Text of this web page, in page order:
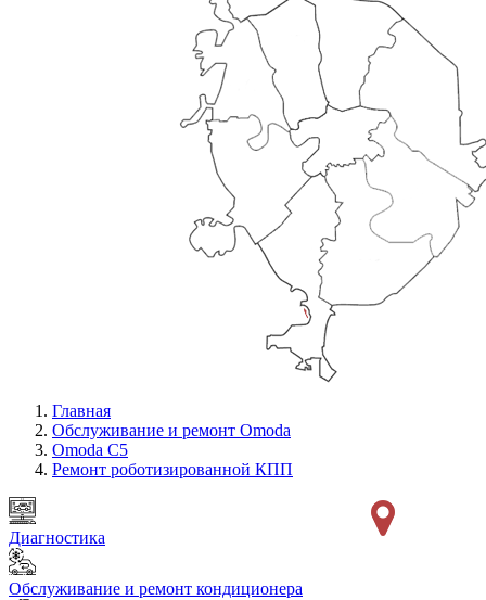
Главная
Обслуживание и ремонт Omoda
Omoda C5
Ремонт роботизированной КПП
Диагностика
Обслуживание и ремонт кондиционера